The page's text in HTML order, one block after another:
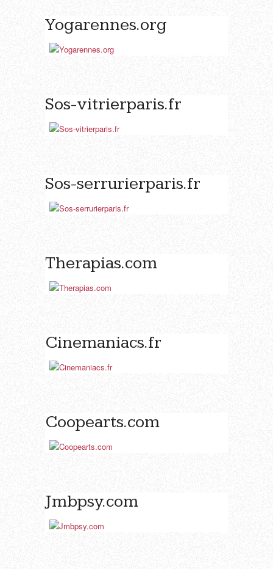
Yogarennes.org
Sos-vitrierparis.fr
Sos-serrurierparis.fr
Therapias.com
Cinemaniacs.fr
Coopearts.com
Jmbpsy.com